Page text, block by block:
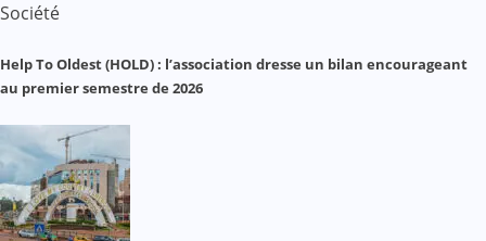
Société
Help To Oldest (HOLD) : l’association dresse un bilan encourageant
au premier semestre de 2026